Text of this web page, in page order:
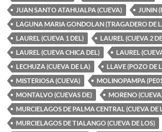
JUAN SANTO ATAHUALPA (CUEVA)
JUNIN
LAGUNA MARIA GONDOLAN (TRAGADERO DE
LAUREL (CUEVA 1 DEL)
LAUREL (CUEVA 2
LAUREL (CUEVA CHICA DEL)
LAUREL
LECHUZA (CUEVA DE LA)
LLAVE (POZO DE
MISTERIOSA (CUEVA)
MOLINOPAMPA
MONTALVO (CUEVAS DE)
MORENO
MURCIELAGOS DE PALMA CENTRAL (CUEVA DE
MURCIELAGOS DE TIALANGO (CUEVA DE LOS)